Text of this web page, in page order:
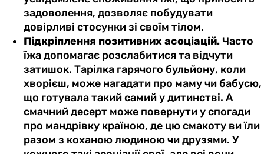
задоволення, дозволяє побудувати
довірливі стосунки зі своїм тілом.
Підкріплення позитивних асоціацій. Часто
їжа допомагає розслабитися та відчути
затишок. Тарілка гарячого бульйону, коли
хворієш, може нагадати про маму чи бабусю,
що готувала такий самий у дитинстві. А
смачний десерт може повернути у спогади
про мандрівку країною, де цю смакоту ви їли
разом з коханою людиною чи друзями. У